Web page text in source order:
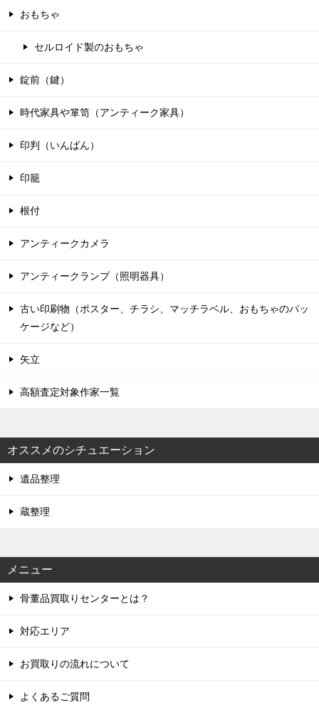
おもちゃ
セルロイド製のおもちゃ
錠前（鍵）
時代家具や箪笥（アンティーク家具）
印判（いんばん）
印籠
根付
アンティークカメラ
アンティークランプ（照明器具）
古い印刷物（ポスター、チラシ、マッチラベル、おもちゃのパッ
ケージなど）
矢立
高額査定対象作家一覧
オススメのシチュエーション
遺品整理
蔵整理
メニュー
骨董品買取りセンターとは？
対応エリア
お買取りの流れについて
よくあるご質問